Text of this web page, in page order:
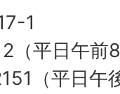
1
（平日午前
（平日午